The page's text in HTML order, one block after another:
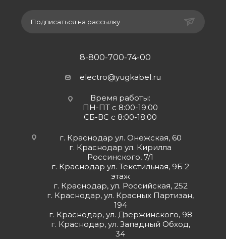
Подписаться на рассылку
8-800-700-74-00
electro@yugkabel.ru
Время работы:
ПН-ПТ с 8:00-19:00
СБ-ВС с 8:00-18:00
г. Краснодар ул. Онежская, 60
г. Краснодар ул. Кирилла
Россинского, 7/1
г. Краснодар ул. Текстильная, 9Б 2
этаж
г. Краснодар, ул. Российская, 252
г. Краснодар, ул. Красных Партизан,
194
г. Краснодар, ул. Дзержинского, 98
г. Краснодар, ул. Западный Обход,
34